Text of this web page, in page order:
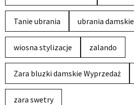
Tanie ubrania ubrania damskie
wiosna stylizacje zalando
Zara bluzki damskie Wyprzedaż
zara swetry